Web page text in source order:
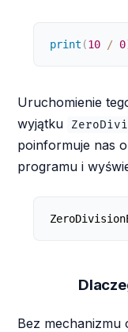
print (10 / 0
Uruchomienie
wyjątku
poinformuje nas
programu i
Bez mechanizmu